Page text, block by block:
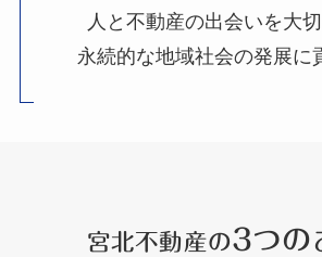
人と不動産の出会いを大切
永続的な地域社会の発展に
宮北不動産の3つの